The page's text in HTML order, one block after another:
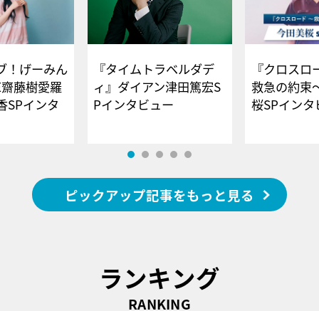
！げーみん
藤樹愛羅
SPインタ
『タイムトラベルダデ
ィ』ダイアン津田篤宏S
Pインタビュー
『クロス
救急の約束
桜SPイ
ピックアップ記事をもっと見る
ランキング
RANKING